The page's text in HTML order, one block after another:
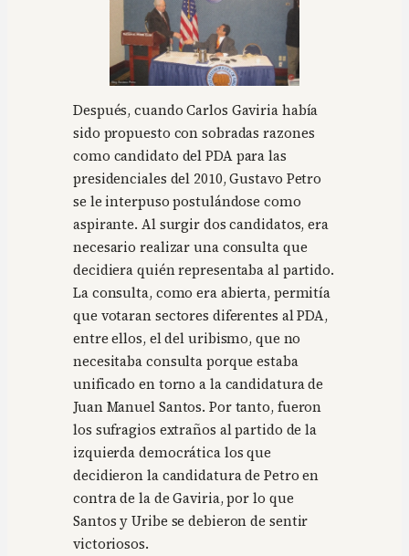
Después, cuando Carlos Gaviria había
sido propuesto con sobradas razones
como candidato del PDA para las
presidenciales del 2010, Gustavo Petro
se le interpuso postulándose como
aspirante. Al surgir dos candidatos, era
necesario realizar una consulta que
decidiera quién representaba al partido.
La consulta, como era abierta, permitía
que votaran sectores diferentes al PDA,
entre ellos, el del uribismo, que no
necesitaba consulta porque estaba
unificado en torno a la candidatura de
Juan Manuel Santos. Por tanto, fueron
los sufragios extraños al partido de la
izquierda democrática los que
decidieron la candidatura de Petro en
contra de la de Gaviria, por lo que
Santos y Uribe se debieron de sentir
victoriosos.